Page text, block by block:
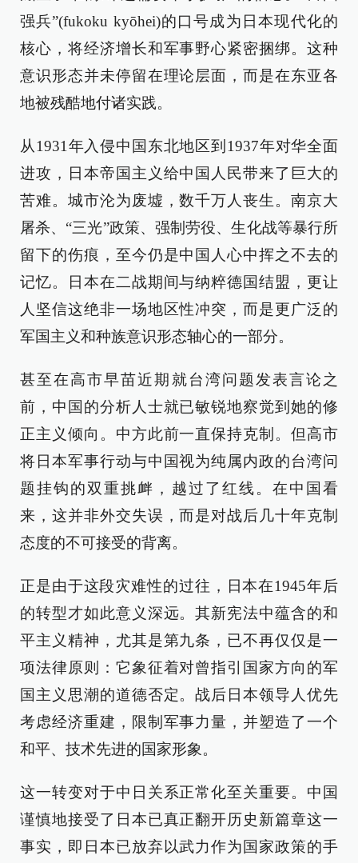
强兵”(fukoku kyōhei)的口号成为日本现代化的
核心，将经济增长和军事野心紧密捆绑。这种
意识形态并未停留在理论层面，而是在东亚各
地被残酷地付诸实践。
从1931年入侵中国东北地区到1937年对华全面
进攻，日本帝国主义给中国人民带来了巨大的
苦难。城市沦为废墟，数千万人丧生。南京大
屠杀、“三光”政策、强制劳役、生化战等暴行所
留下的伤痕，至今仍是中国人心中挥之不去的
记忆。日本在二战期间与纳粹德国结盟，更让
人坚信这绝非一场地区性冲突，而是更广泛的
军国主义和种族意识形态轴心的一部分。
甚至在高市早苗近期就台湾问题发表言论之
前，中国的分析人士就已敏锐地察觉到她的修
正主义倾向。中方此前一直保持克制。但高市
将日本军事行动与中国视为纯属内政的台湾问
题挂钩的双重挑衅，越过了红线。在中国看
来，这并非外交失误，而是对战后几十年克制
态度的不可接受的背离。
正是由于这段灾难性的过往，日本在1945年后
的转型才如此意义深远。其新宪法中蕴含的和
平主义精神，尤其是第九条，已不再仅仅是一
项法律原则：它象征着对曾指引国家方向的军
国主义思潮的道德否定。战后日本领导人优先
考虑经济重建，限制军事力量，并塑造了一个
和平、技术先进的国家形象。
这一转变对于中日关系正常化至关重要。中国
谨慎地接受了日本已真正翻开历史新篇章这一
事实，即日本已放弃以武力作为国家政策的手